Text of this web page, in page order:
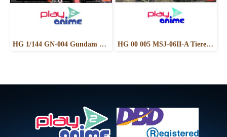
HG 1/144 GN-004 Gundam Nadleeh HG 00 005 MSJ-06II-A Tieren Ground Type